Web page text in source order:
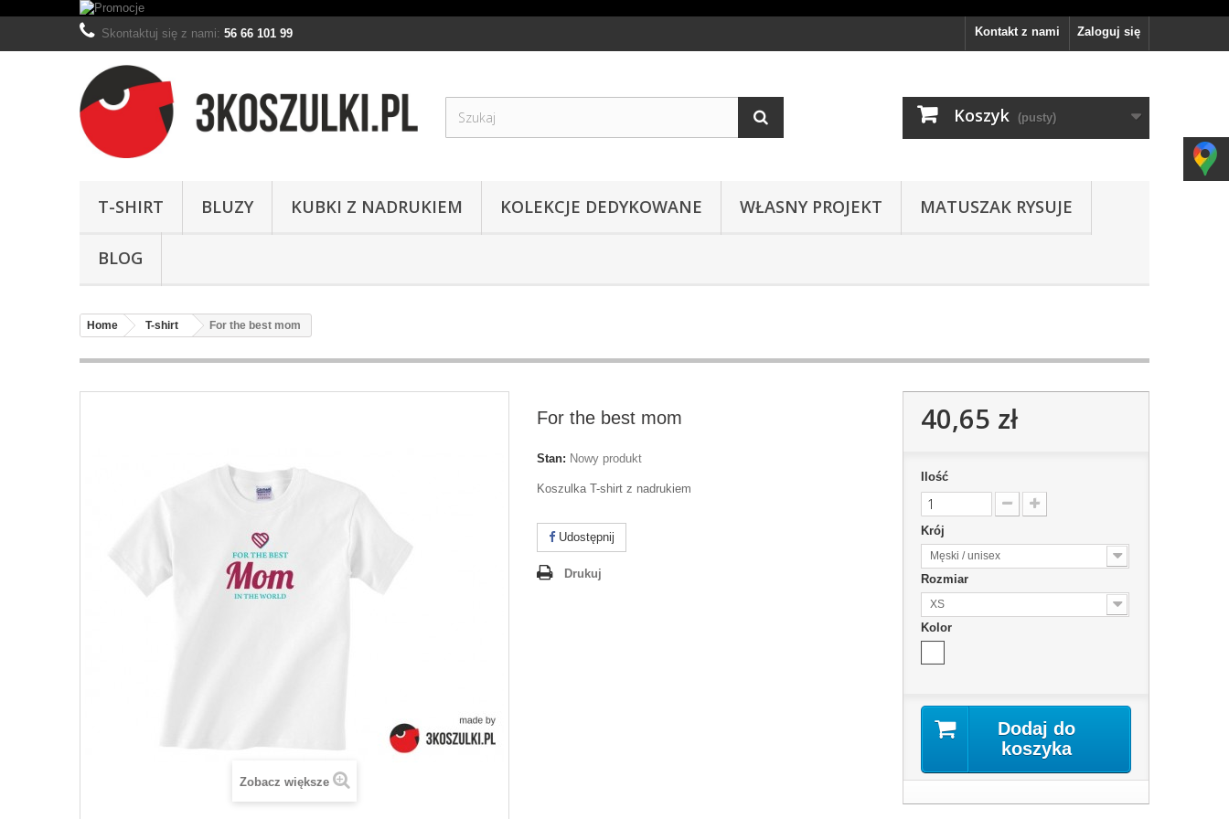
Zaloguj się
Kontakt z nami
Skontaktuj się z nami: 56 66 101 99
Koszyk (pusty)
T-SHIRT BLUZY KUBKI Z NADRUKIEM KOLEKCJE DEDYKOWANE WŁASNY PROJEKT MATUSZAK RYSUJE
BLOG
Home T-shirt For the best mom
Zobacz większe
For the best mom
Stan: Nowy produkt
Koszulka T-shirt z nadrukiem
Udostępnij
Drukuj
40,65 zł
Ilość
Krój
Męski / unisex
Rozmiar
XS
Kolor
Dodaj do
koszyka